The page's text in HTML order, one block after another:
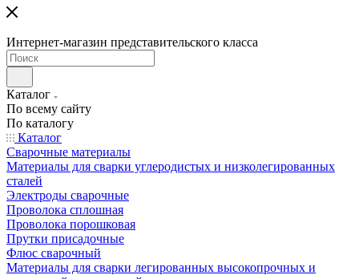
Интернет-магазин представительского класса
Каталог
По всему сайту
По каталогу
Каталог
Сварочные материалы
Материалы для сварки углеродистых и низколегированных
сталей
Электроды сварочные
Проволока сплошная
Проволока порошковая
Прутки присадочные
Флюс сварочный
Материалы для сварки легированных высокопрочных и